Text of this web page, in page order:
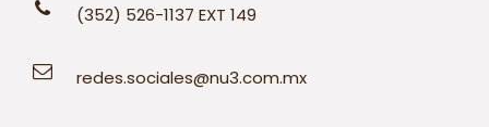
(352) 526-1137 EXT 149
redes.sociales@nu3.com.mx